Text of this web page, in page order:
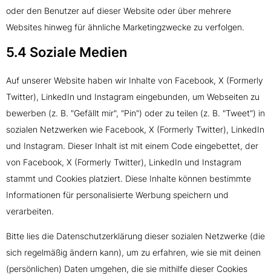
oder den Benutzer auf dieser Website oder über mehrere
Websites hinweg für ähnliche Marketingzwecke zu verfolgen.
5.4 Soziale Medien
Auf unserer Website haben wir Inhalte von Facebook, X (Formerly
Twitter), LinkedIn und Instagram eingebunden, um Webseiten zu
bewerben (z. B. "Gefällt mir", "Pin") oder zu teilen (z. B. "Tweet") in
sozialen Netzwerken wie Facebook, X (Formerly Twitter), LinkedIn
und Instagram. Dieser Inhalt ist mit einem Code eingebettet, der
von Facebook, X (Formerly Twitter), LinkedIn und Instagram
stammt und Cookies platziert. Diese Inhalte können bestimmte
Informationen für personalisierte Werbung speichern und
verarbeiten.
Bitte lies die Datenschutzerklärung dieser sozialen Netzwerke (die
sich regelmäßig ändern kann), um zu erfahren, wie sie mit deinen
(persönlichen) Daten umgehen, die sie mithilfe dieser Cookies